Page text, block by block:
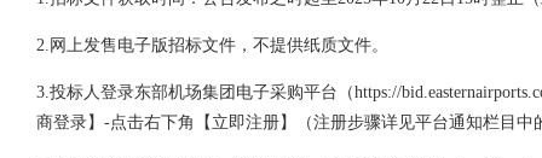
2.网上发售电子版招标文件，不提供纸质文件。
3.投标人登录东部机场集团电子采购平台（https://
商登录】-点击右下角【立即注册】（注册步骤详见平台通知栏目